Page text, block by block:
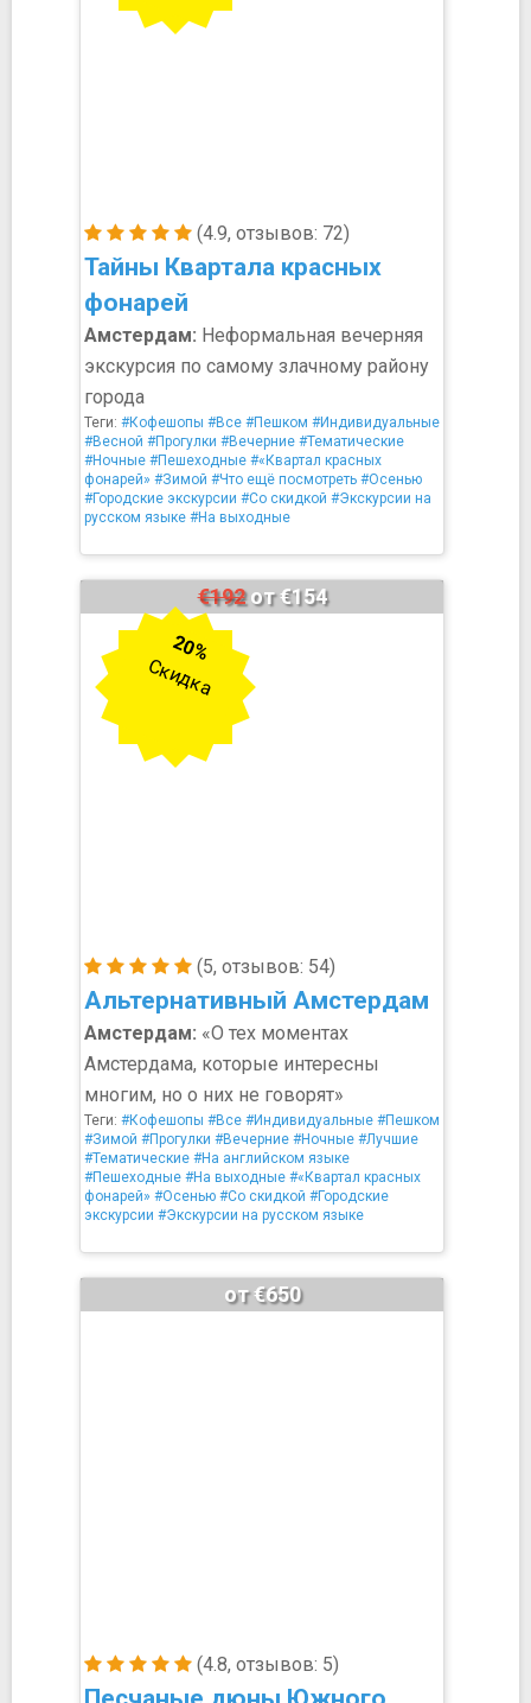
(4.9, отзывов: 72)
Тайны Квартала красных
фонарей
Амстердам: Неформальная вечерняя
экскурсия по самому злачному району
города
Теги: #Кофешопы #Все #Пешком #Индивидуальные
#Весной #Прогулки #Вечерние #Тематические
#Ночные #Пешеходные #«Квартал красных
фонарей» #Зимой #Что ещё посмотреть #Осенью
#Городские экскурсии #Со скидкой #Экскурсии на
русском языке #На выходные
(5, отзывов: 54)
Альтернативный Амстердам
€192от €154
20%
Скидка
Амстердам: «О тех моментах
Амстердама, которые интересны
многим, но о них не говорят»
Теги: #Кофешопы #Все #Индивидуальные #Пешком
#Зимой #Прогулки #Вечерние #Ночные #Лучшие
#Тематические #На английском языке
#Пешеходные #На выходные #«Квартал красных
фонарей» #Осенью #Со скидкой #Городские
экскурсии #Экскурсии на русском языке
(4.8, отзывов: 5)
от €650